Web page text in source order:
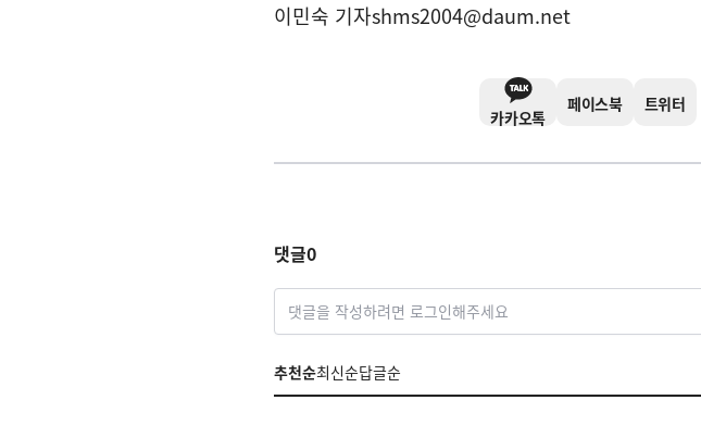
이민숙 기자shms2004@daum.net
카카오톡
페이스북 트위터
댓글0
댓글을 작성하려면 로그인해주세요
추천순최신순답글순